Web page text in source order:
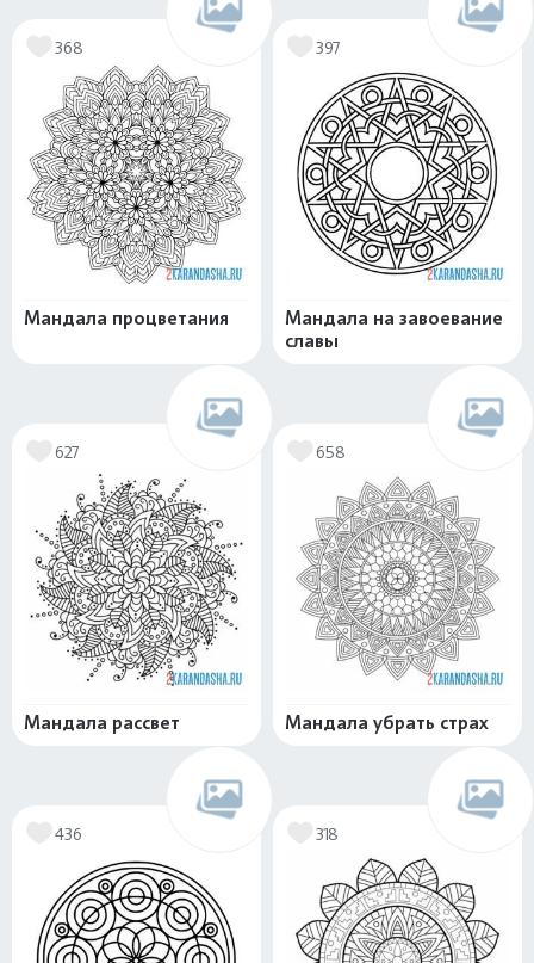
368
Мандала процветания
397
Мандала на завоевание
славы
627
Мандала рассвет
658
Мандала убрать страх
436 318